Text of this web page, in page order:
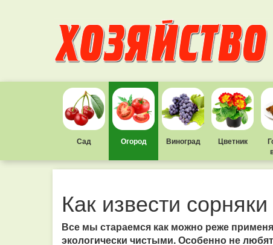
Сад Огород Виноград Цветник
Как извести сорняки
Все мы стараемся как можно реже
экологически чистыми. Особенно не